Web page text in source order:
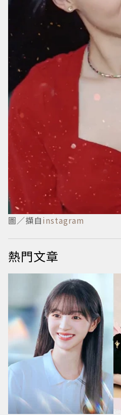
圖／擷自instagram
熱門文章